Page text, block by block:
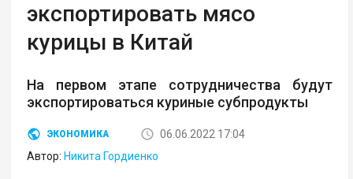
экспортировать мясо
курицы в Китай
На первом этапе сотрудничества будут
экспортироваться куриные субпродукты
ЭКОНОМИКА
06.06.2022 17:04
Автор: Никита Гордиенко